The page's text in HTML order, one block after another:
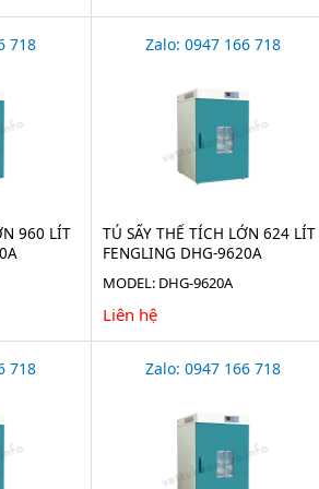
718
960 LÍT
Zalo: 0947 166 718
TỦ SẤY THỂ TÍCH LỚN 624 LÍT
FENGLING DHG-9620A
MODEL: DHG-9620A
Liên hệ
718 Zalo: 0947 166 718